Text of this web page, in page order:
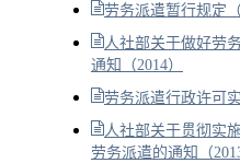
劳务派遣暂行规定（
人社部关于做好劳
通知（2014）
劳务派遣行政许可
人社部关于贯彻实
劳务派遣的通知（2013